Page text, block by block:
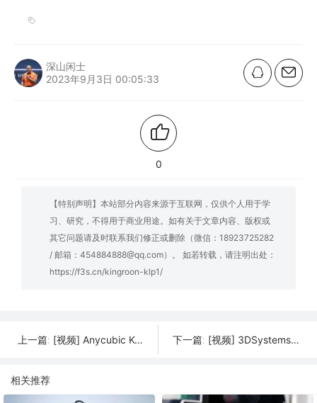
深山闲士
2023年9月3日 00:05:33
0
【特别声明】本站部分内容来源于互联网，仅供个人用于学
习、研究，不得用于商业用途。如有关于文章内容、版权或
其它问题请及时联系我们修正或删除（微信：18923725282
/ 邮箱：454884888@qq.com）。 如若转载，请注明出处：
https://f3s.cn/kingroon-klp1/
上一篇: [视频] Anycubic Kobra2 Neo：最佳入门级高速FDM 3D打印机 下一篇: [视频] 3DSystems EXT220 MED (Kumovis R1)：首款专为医疗设备生产设计的3D打印平台
相关推荐